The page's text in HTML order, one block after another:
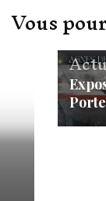
Vous